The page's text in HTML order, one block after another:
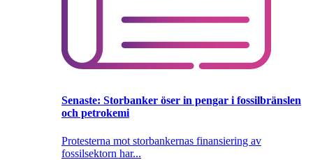
Senaste: Storbanker öser in pengar i fossilbränslen
och petrokemi
Protesterna mot storbankernas finansiering av
fossilsektorn har...